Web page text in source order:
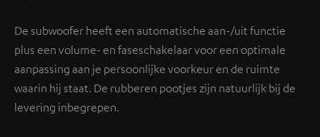
De subwoofer heeft een automatische aan-/uit functie
plus een volume- en faseschakelaar voor een optimale
aanpassing aan je persoonlijke voorkeur en de ruimte
waarin hij staat. De rubberen pootjes zijn natuurlijk bij de
levering inbegrepen.